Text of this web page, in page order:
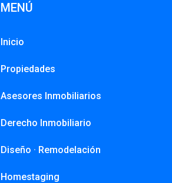
MENÚ
Inicio
Propiedades
Asesores Inmobiliarios
Derecho Inmobiliario
Diseño · Remodelación
Homestaging